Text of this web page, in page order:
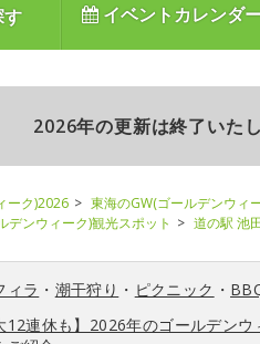
す イベントカレンダ
2026年の更新は終了いた
ーク)2026 東海のGW(ゴールデンウィ
デンウィーク)観光スポット
道の駅 池
ィラ ・ 潮干狩り ・ ピクニック ・
12連休も】2026年のゴールデン